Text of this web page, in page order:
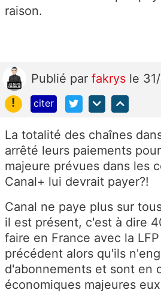
raison.
Publié par fakrys le
!
citer
La totalité des chaînes
arrêté leurs paiements
majeure prévues dans les
Canal+ lui devrait payer?!
Canal ne paye plus sur
il est présent, c'est à dire
faire en France avec la
précédent alors qu'ils
d'abonnements et sont en
économiques majeures